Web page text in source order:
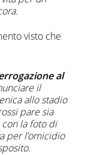
visto che
al
il
allo stadio
pare sia
la foto di
per l’omicidio